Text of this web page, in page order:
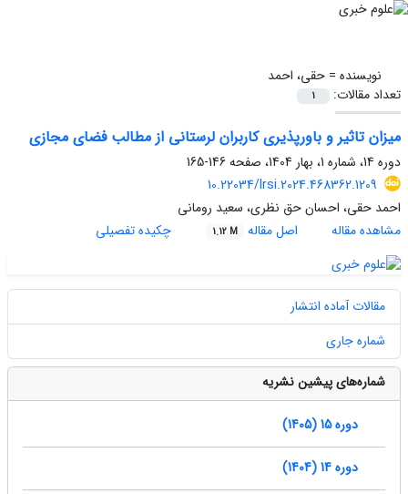
نویسنده =حقی، احمد
تعداد مقالات:
1
میزان تاثیر و باورپذیری کاربران لرستانی از مطالب فضای مجازی
دوره 14، شماره 1، بهار 1404، صفحه
146-165
10.22034/lrsi.2024.468362.1209
احمد حقی، احسان حق نظری، سعید رومانی
مشاهده مقاله
اصل مقاله 1.12 M چکیده تفصیلی
مقالات آماده انتشار
شماره جاری
شماره‌های پیشین نشریه
دوره 15 (1405)
دوره 14 (1404)